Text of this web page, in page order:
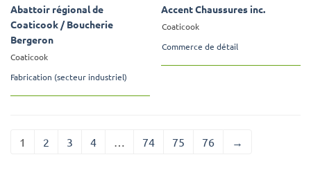
Abattoir régional de
Coaticook / Boucherie
Bergeron
Coaticook
Fabrication (secteur industriel)
Accent Chaussures inc.
Coaticook
Commerce de détail
1 2 3 4 74 75 76 →